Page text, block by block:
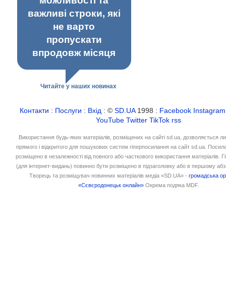
важливі строки, які
не варто
пропускати
впродовж місяця
Читайте у наших новинах
Контакти : Послуги : Вхід : ©SD.UA1998 : Facebook Instagram
YouTube Twitter TikTok rss
Використання будь-яких матеріалів, розміщених на сайті sd.ua, дозволяється
прямого і відкритого для пошукових систем гіперпосилання на сайт sd.ua.
розміщено в незалежності від повного або часткового використання матеріалів.
(для інтернет-видань) повинно бути розміщено в підзаголовку або в першому
Творець та розміщувач новинних матеріалів медіа «SD.UA» -громадська
«Сєвєродонецьк онлайн» Окрема подяка MDF.